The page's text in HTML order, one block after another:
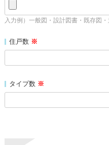
入力例）一般図・設計図書・既存図
住戸数 ※
タイプ数 ※